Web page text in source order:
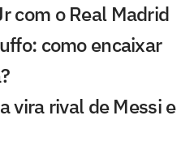
com o Real Madrid
como encaixar
vira rival de Messi e